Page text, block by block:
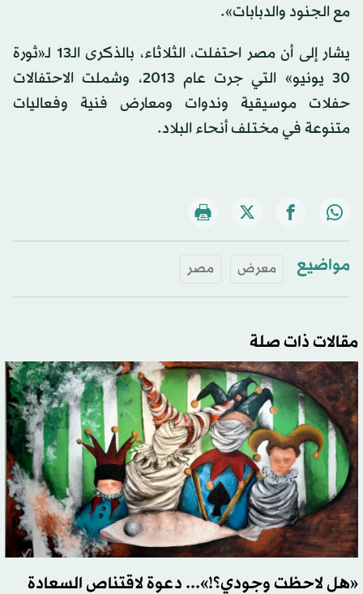
مع الجنود والدبابات».
يشار إلى أن مصر احتفلت، الثلاثاء، بالذكرى الـ13 لـ«ثورة
30 يونيو» التي جرت عام 2013، وشملت الاحتفالات
حفلات موسيقية وندوات ومعارض فنية وفعاليات
متنوعة في مختلف أنحاء البلاد.
مواضيع معرض مصر
مقالات ذات صلة
«هل لاحظت وجودي؟!»... دعوة لاقتناص السعادة